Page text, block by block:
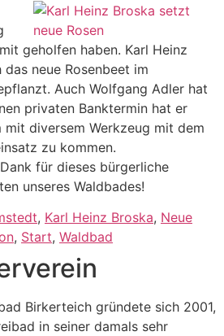
geholfen haben. Karl Heinz
neue Rosenbeet im
Auch Wolfgang Adler hat
privaten Banktermin hat er
diversem Werkzeug mit dem
zu kommen.
für dieses bürgerliche
unseres Waldbades!
, Karl Heinz Broska, Neue
, Start, Waldbad
Birkerteich gründete sich 2001,
in seiner damals sehr